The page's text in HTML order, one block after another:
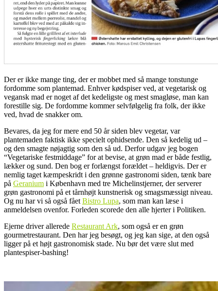
Der er ikke mange ting, der er mobbet med så mange tonstunge
fordomme som plantemad. Enhver kødspiser ved, at vegetarisk og
vegansk mad er noget af det kedeligste og mest smagløse, man kan
forestille sig. De fordomme kommer selvfølgelig fra folk, der ikke
ved, hvad de snakker om.
Bevares, da jeg for mere end 50 år siden blev vegetar, var
plantemaden faktisk ikke specielt ophidsende. Den så kedelig ud –
og den smagte nøjagtig som den så ud. Derfor udgav jeg bogen
“Vegetariske festmiddage” for at bevise, at grøn mad er både festlig,
lækker og sund. Den bog er forlængst forældet – heldigvis. Der er
nemlig taget kæmpeskridt i den grønne gastronomi siden, tænk bare
på Geranium i København med tre Michelinstjerner, der serverer
grøn gastronomi på et tårnhøjt kunstnerisk og smagsmæssigt niveau.
Og nu har vi så også fået Bistro Lupa, som man kan læse i
anmeldelsen ovenfor. Forleden scorede den alle hjerter i Politiken.
Ejerne driver allerede Restaurant Ark, som også er en grøn
gourmetrestaurant. Den har jeg besøgt, og jeg kan sige, at den også
ligger på et højt gastronomisk stade. Nu bør det være slut med
plantespiser-bashing!